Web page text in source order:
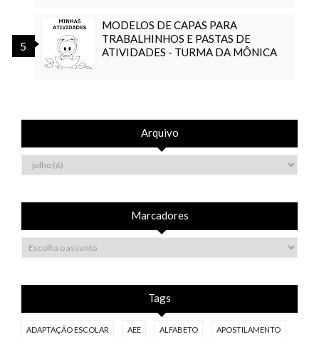
MODELOS DE CAPAS PARA
TRABALHINHOS E PASTAS DE
ATIVIDADES - TURMA DA MÔNICA
Arquivo
Marcadores
Tags
ADAPTAÇÃO ESCOLAR AEE ALFABETO APOSTILAMENTO